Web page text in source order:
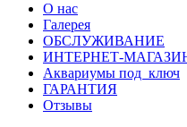
О нас
Галерея
ОБСЛУЖИВАНИЕ
ИНТЕРНЕТ-
Аквариумы под ключ
ГАРАНТИЯ
Отзывы